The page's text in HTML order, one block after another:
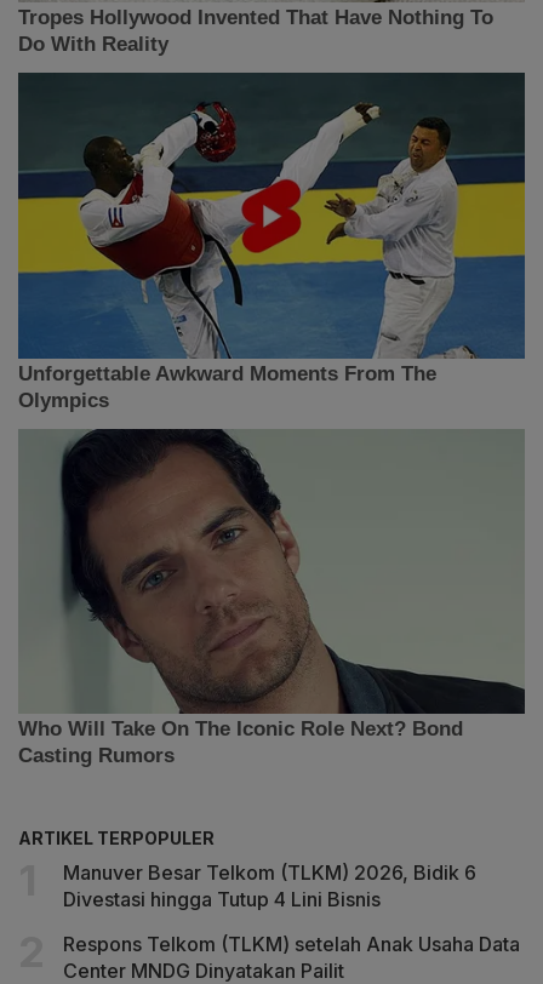
ARTIKEL TERPOPULER
Manuver Besar Telkom (TLKM) 2026, Bidik 6
Divestasi hingga Tutup 4 Lini Bisnis
Respons Telkom (TLKM) setelah Anak Usaha Data
Center MNDG Dinyatakan Pailit